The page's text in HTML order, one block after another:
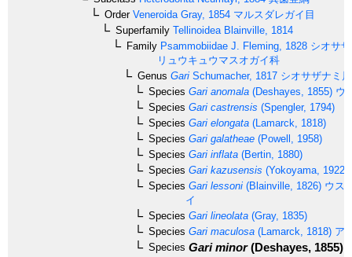
OrderVeneroida Gray, 1854 マルスダレガイ目
Superfamily Tellinoidea Blainville, 1814
Family Psammobiidae J. Fleming, 1828 シオサ
リュウキュウマスオガイ科
Genus Gari Schumacher, 1817 シオサザナミ属
Species Gari anomala (Deshayes, 1855) ウ
Species Gari castrensis (Spengler, 1794)
Species Gari elongata (Lamarck, 1818)
Species Gari galatheae (Powell, 1958)
Species Gari inflata (Bertin, 1880)
Species Gari kazusensis (Yokoyama, 1922)
Species Gari lessoni (Blainville, 1826) ウス
イ
Species Gari lineolata (Gray, 1835)
Species Gari maculosa (Lamarck, 1818) ア
Species Gari minor(Deshayes, 1855)